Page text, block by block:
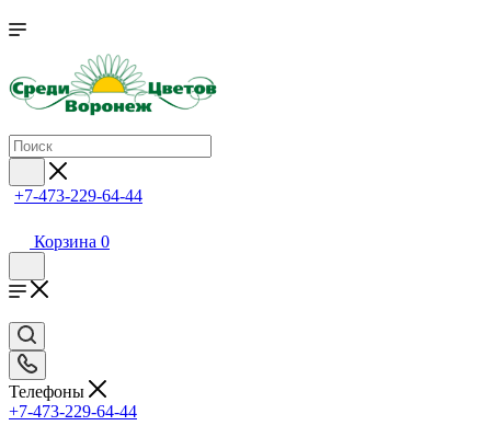
+7-473-229-64-44
Корзина 0
Телефоны
+7-473-229-64-44